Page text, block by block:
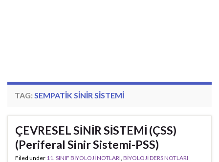
TAG: SEMPATIK SINIR SISTEMI
ÇEVRESEL SİNİR SİSTEMİ (ÇSS)
(Periferal Sinir Sistemi-PSS)
Filed under 11. SINIF BİYOLOJİ NOTLARI BİYOLOJİ DERS NOTLARI